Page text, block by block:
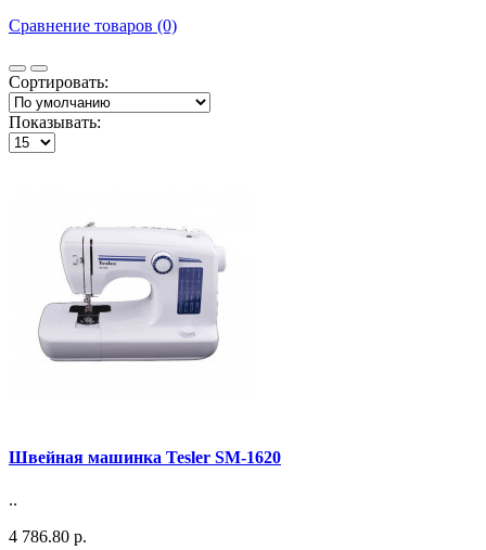
Сравнение товаров (0)
Сортировать:
Показывать:
Швейная машинка Tesler SM-1620
..
4 786.80 р.